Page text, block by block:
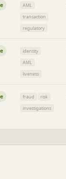
AML
transaction
regulatory
identity
AML
liveness
fraud
risk
investigations